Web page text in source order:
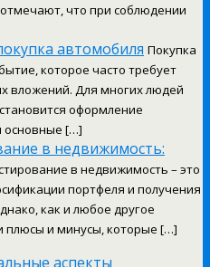
что при соблюдении
автомобиля Покупка
которое часто требует
вложений. Для многих людей
оформление
основные […]
в недвижимость:
в недвижимость – это
портфеля и получения
как и любое другое
плюсы и минусы, которые […]
аспекты